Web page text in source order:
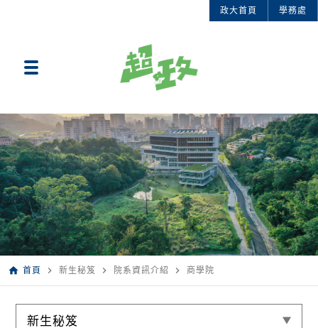
政大首頁 學務處
home 首頁 navigate_next 新生秘笈 navigate_next 院系資訊介紹 navigate_next 商學院
新生秘笈